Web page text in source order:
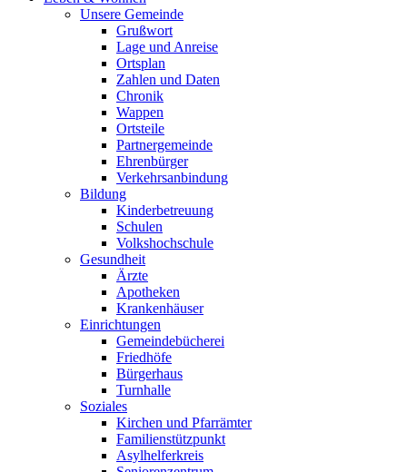
Unsere Gemeinde
Grußwort
Lage und Anreise
Ortsplan
Zahlen und Daten
Chronik
Wappen
Ortsteile
Partnergemeinde
Ehrenbürger
Verkehrsanbindung
Bildung
Kinderbetreuung
Schulen
Volkshochschule
Gesundheit
Ärzte
Apotheken
Krankenhäuser
Einrichtungen
Gemeindebücherei
Friedhöfe
Bürgerhaus
Turnhalle
Soziales
Kirchen und Pfarrämter
Familienstützpunkt
Asylhelferkreis